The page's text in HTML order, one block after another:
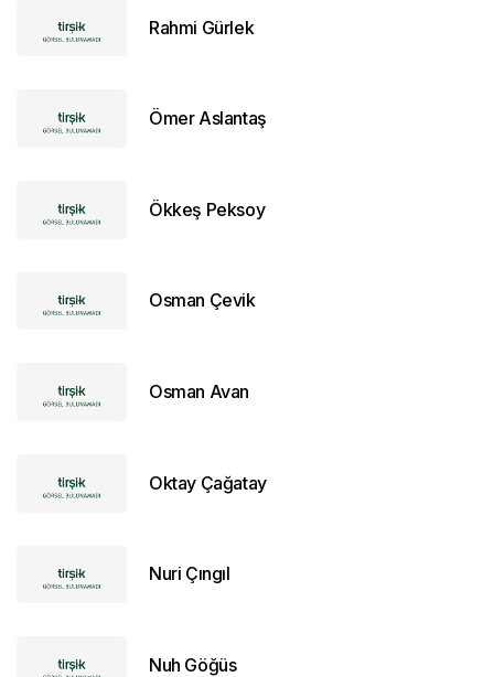
Rahmi Gürlek
Ömer Aslantaş
Ökkeş Peksoy
Osman Çevik
Osman Avan
Oktay Çağatay
Nuri Çıngıl
Nuh Göğüs